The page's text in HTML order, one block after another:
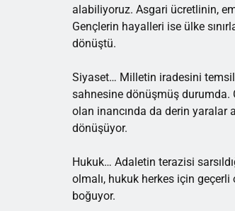
alabiliyoruz. Asgari ücretlinin,
Gençlerin hayalleri ise ülke
dönüştü.
Siyaset… Milletin iradesini temsil
sahnesine dönüşmüş durumda.
olan inancında da derin yaralar
dönüşüyor.
Hukuk… Adaletin terazisi
olmalı, hukuk herkes için geçerli
boğuyor.